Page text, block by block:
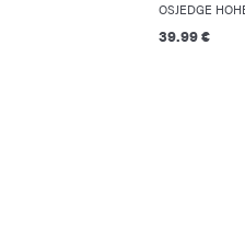
39.99 €